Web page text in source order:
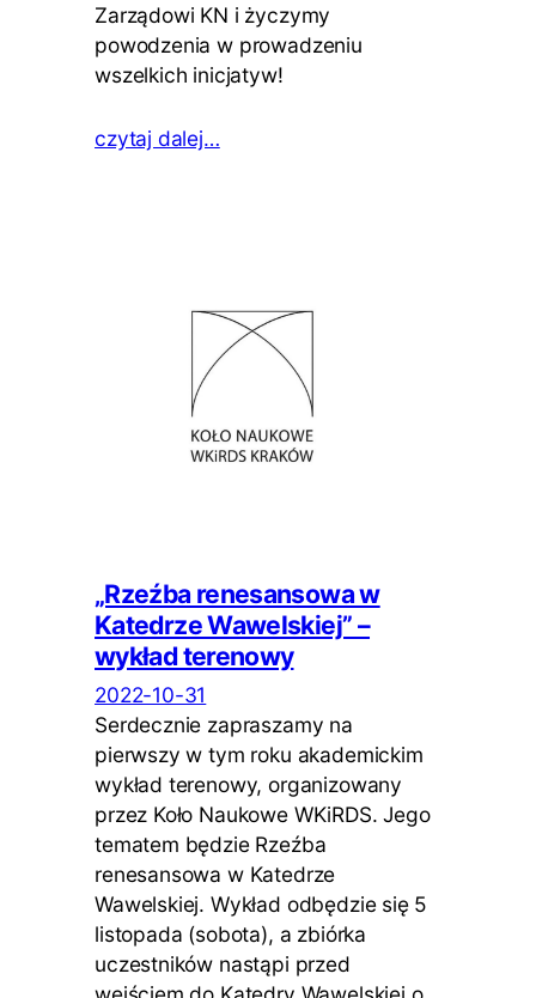
Zarządowi KN i życzymy
powodzenia w prowadzeniu
wszelkich inicjatyw!
czytaj dalej…
„Rzeźba renesansowa w
Katedrze Wawelskiej” –
wykład terenowy
2022-10-31
Serdecznie zapraszamy na
pierwszy w tym roku akademickim
wykład terenowy, organizowany
przez Koło Naukowe WKiRDS. Jego
tematem będzie Rzeźba
renesansowa w Katedrze
Wawelskiej. Wykład odbędzie się 5
listopada (sobota), a zbiórka
uczestników nastąpi przed